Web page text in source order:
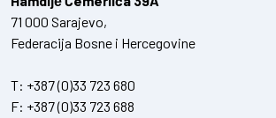
71 000 Sarajevo,
Federacija Bosne i Hercegovine
T: +387 (0)33 723 680
F: +387 (0)33 723 688